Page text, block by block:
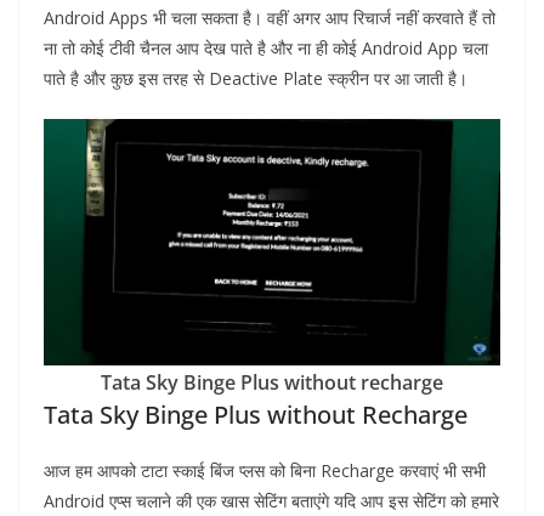
Android Apps भी चला सकता है। वहीं अगर आप रिचार्ज नहीं करवाते हैं तो
ना तो कोई टीवी चैनल आप देख पाते है और ना ही कोई Android App चला
पाते है और कुछ इस तरह से Deactive Plate स्क्रीन पर आ जाती है।
Tata Sky Binge Plus without recharge
Tata Sky Binge Plus without Recharge
आज हम आपको टाटा स्काई बिंज प्लस को बिना Recharge करवाएं भी सभी
Android एप्स चलाने की एक खास सेटिंग बताएंगे यदि आप इस सेटिंग को हमारे